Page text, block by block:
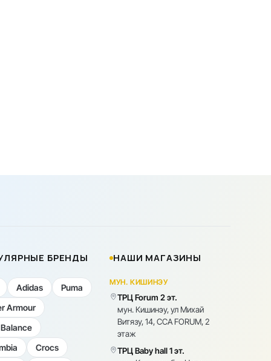
БРЕНДЫ
Adidas
Puma
Armour
Crocs
НАШИ МАГАЗИНЫ
МУН. КИШИНЭУ
ТРЦ Forum 2 эт.
мун. Кишинэу, ул Михай
Витязу, 14, CCA FORUM, 2
этаж
ТРЦ Baby hall 1 эт.